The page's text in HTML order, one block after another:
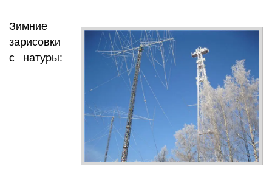
Зимние
зарисовки
с натуры: